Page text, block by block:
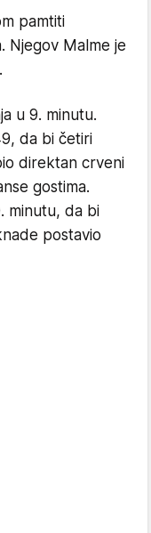
pamtiti
Njegov Malme je
u 9. minutu.
da bi četiri
direktan crveni
gostima.
minutu, da bi
postavio